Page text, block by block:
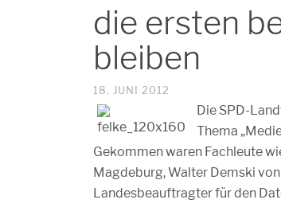
die ersten
bleiben
18. JUNI 2012
Die SPD-
Thema
Gekommen waren Fachleute
Magdeburg, Walter Demski
Landesbeauftragter für den